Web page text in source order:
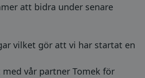
att bidra under senare
vilket gör att vi har startat en
vår partner Tomek för